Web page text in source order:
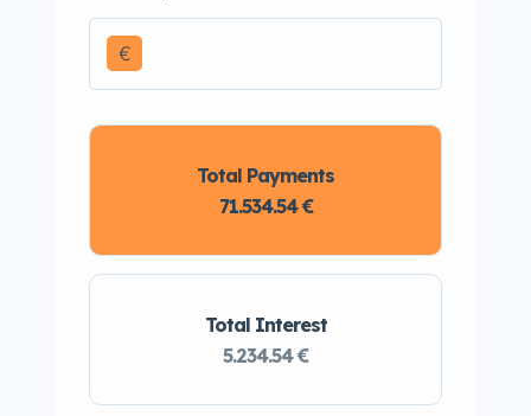
€
Total Interest
5.234.54 €
Total Payments
71.534.54 €